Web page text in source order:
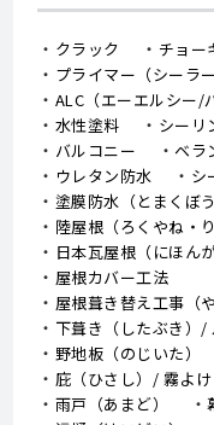
クラック チョー
プライマー（シーラー
ALC（エーエルシー/
水性塗料
シーリ
バルコニー
ベラ
ウレタン防水
シ
塗膜防水（とまくぼう
陸屋根（ろくやね・
日本瓦屋根（にほん
屋根カバー工法
屋根葺き替え工事（
下葺き（したぶき）/
野地板（のじいた）
庇（ひさし）/ 霧よけ
雨戸（あまど）